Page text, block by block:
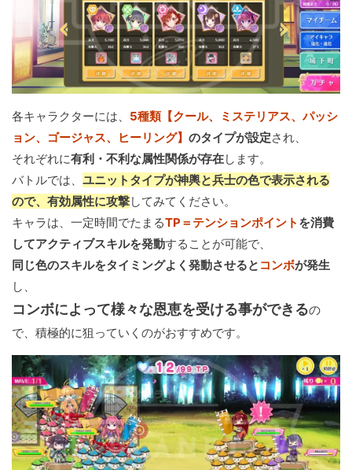
各キャラクターには、 5種類【クール、ミステリアス、パッシ
ョン、ゴージャス、ヒーリング】 のタイプが設定され、
それぞれに有利・不利な属性関係が存在します。
バトルでは、 ユニットタイプが神輿と兵士の色で表示される
ので、有効属性に攻撃してみてください。
キャラは、一定時間でたまるTP＝テンションポイント を消費
してアクティブスキルを発動することが可能で、
同じ色のスキルをタイミングよく発動させると コンボが発生
し、
コンボによって様々な恩恵を受ける事ができるの
で、積極的に狙っていくのがおすすめです。